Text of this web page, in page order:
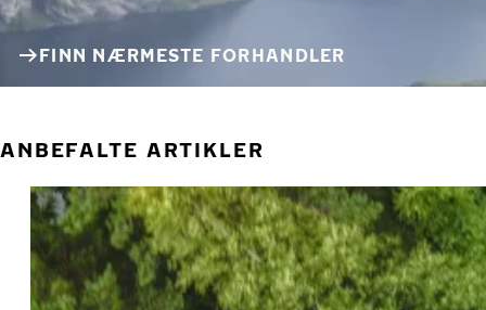
FINN NÆRMESTE FORHANDLER
ANBEFALTE ARTIKLER